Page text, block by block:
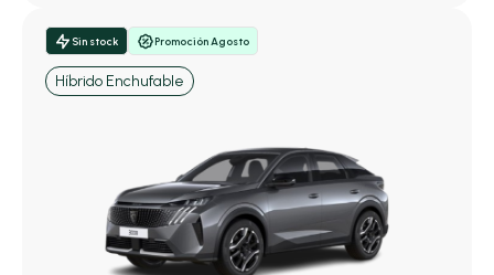
Sin stock Promoción Agosto
Híbrido Enchufable